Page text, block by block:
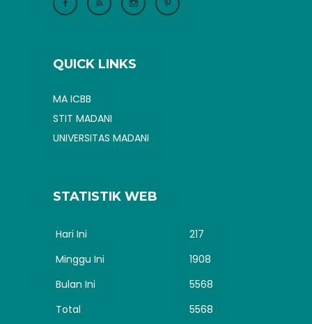
QUICK LINKS
MA ICBB
STIT MADANI
UNIVERSITAS MADANI
STATISTIK WEB
Hari Ini
217
Minggu Ini
1908
Bulan Ini
5568
Total
5568